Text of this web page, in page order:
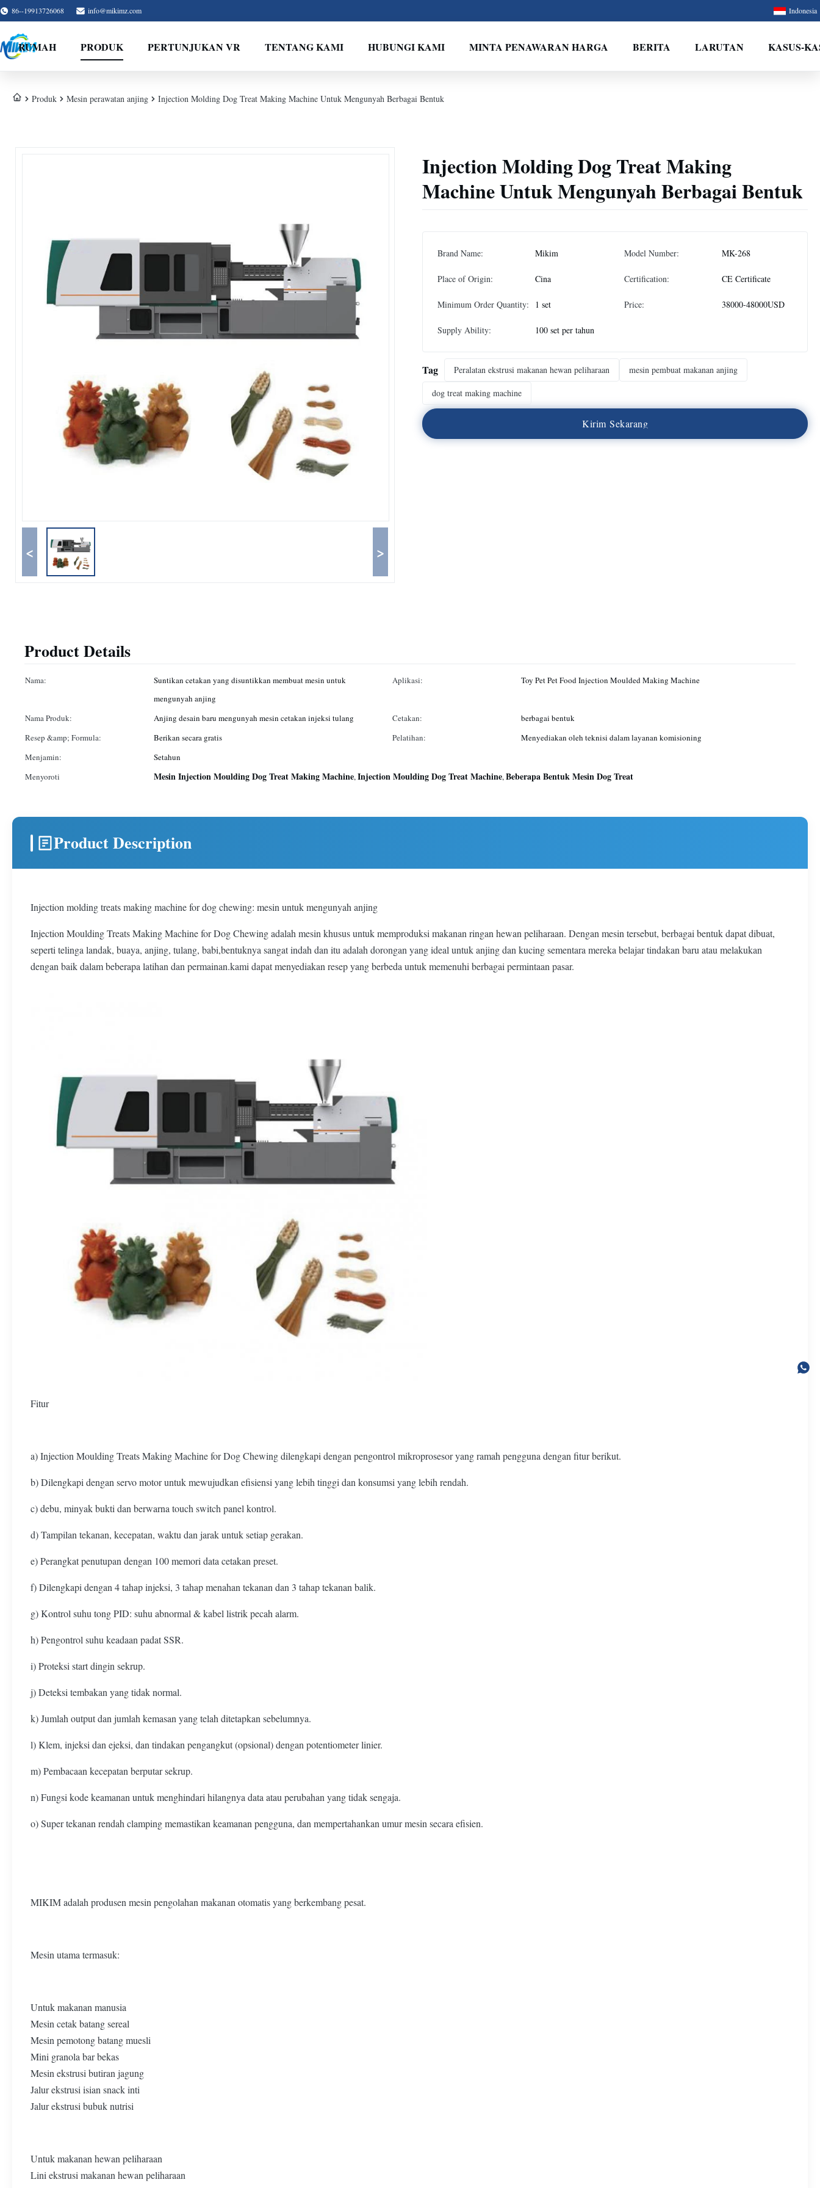
86--19913726068 info@mikimz.com Indonesia
RUMAH PRODUK PERTUNJUKAN VR TENTANG KAMI HUBUNGI KAMI MINTA PENAWARAN HARGA BERITA LARUTAN KASUS-
Produk Mesin perawatan anjing Injection Molding Dog Treat Making Machine Untuk Mengunyah Berbagai Bentuk
< >
Injection Molding Dog Treat Making
Machine Untuk Mengunyah Berbagai Bentuk
Brand Name: Mikim Model Number: MK-268
Place of Origin: Cina Certification: CE Certificate
Minimum Order Quantity: 1 set Price: 38000-48000USD
Supply Ability: 100 set per tahun
Tag Peralatan ekstrusi makanan hewan peliharaan
mesin pembuat makanan anjing
dog treat making machine
Kirim Sekarang
Product Details
Nama:
Suntikan cetakan yang disuntikkan membuat mesin untuk
mengunyah anjing
Aplikasi: Toy Pet Pet Food Injection Moulded Making Machine
Nama Produk: Anjing desain baru mengunyah mesin cetakan injeksi tulang Cetakan:
berbagai bentuk
Resep &amp; Formula:
Berikan secara gratis Pelatihan:
Menyediakan oleh teknisi dalam layanan komisioning
Menjamin:
Setahun
Menyoroti
Mesin Injection Moulding Dog Treat Making Machine,Injection Moulding Dog Treat Machine,Beberapa Bentuk Mesin Dog Treat
Product Description
Injection molding treats making machine for dog chewing: mesin untuk mengunyah anjing
Injection Moulding Treats Making Machine for Dog Chewing adalah mesin khusus untuk memproduksi makanan ringan hewan peliharaan. Dengan mesin tersebut, berbagai bentuk dapat dibuat,
seperti telinga landak, buaya, anjing, tulang, babi,bentuknya sangat indah dan itu adalah dorongan yang ideal untuk anjing dan kucing sementara mereka belajar tindakan baru atau melakukan
dengan baik dalam beberapa latihan dan permainan.kami dapat menyediakan resep yang berbeda untuk memenuhi berbagai permintaan pasar.
Fitur
a) Injection Moulding Treats Making Machine for Dog Chewing dilengkapi dengan pengontrol mikroprosesor yang ramah pengguna dengan fitur berikut.
b) Dilengkapi dengan servo motor untuk mewujudkan efisiensi yang lebih tinggi dan konsumsi yang lebih rendah.
c) debu, minyak bukti dan berwarna touch switch panel kontrol.
d) Tampilan tekanan, kecepatan, waktu dan jarak untuk setiap gerakan.
e) Perangkat penutupan dengan 100 memori data cetakan preset.
f) Dilengkapi dengan 4 tahap injeksi, 3 tahap menahan tekanan dan 3 tahap tekanan balik.
g) Kontrol suhu tong PID: suhu abnormal & kabel listrik pecah alarm.
h) Pengontrol suhu keadaan padat SSR.
i) Proteksi start dingin sekrup.
j) Deteksi tembakan yang tidak normal.
k) Jumlah output dan jumlah kemasan yang telah ditetapkan sebelumnya.
l) Klem, injeksi dan ejeksi, dan tindakan pengangkut (opsional) dengan potentiometer linier.
m) Pembacaan kecepatan berputar sekrup.
n) Fungsi kode keamanan untuk menghindari hilangnya data atau perubahan yang tidak sengaja.
o) Super tekanan rendah clamping memastikan keamanan pengguna, dan mempertahankan umur mesin secara efisien.
MIKIM adalah produsen mesin pengolahan makanan otomatis yang berkembang pesat.
Mesin utama termasuk:
Untuk makanan manusia
Mesin cetak batang sereal
Mesin pemotong batang muesli
Mini granola bar bekas
Mesin ekstrusi butiran jagung
Jalur ekstrusi isian snack inti
Jalur ekstrusi bubuk nutrisi
Untuk makanan hewan peliharaan
Lini ekstrusi makanan hewan peliharaan